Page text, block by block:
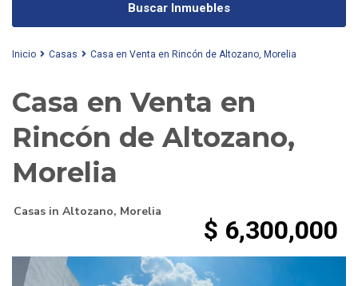
Buscar Inmuebles
Inicio Casas Casa en Venta en Rincón de Altozano, Morelia
Casa en Venta en
Rincón de Altozano,
Morelia
Casas in Altozano, Morelia
$ 6,300,000